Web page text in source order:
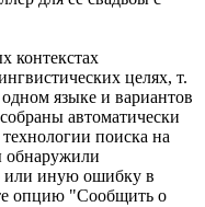
контекстах
целях, т.
языке и вариантов
автоматически
поиска на
обнаружили
или иную ошибку в
опцию "Сообщить о